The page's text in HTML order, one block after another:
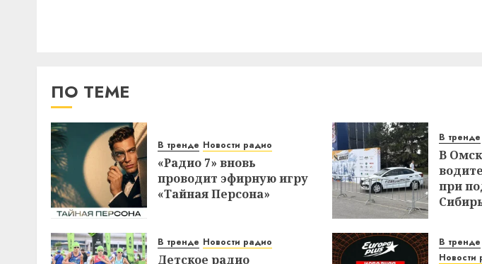
ПО ТЕМЕ
В тренде Новости радио
«Радио 7» вновь
проводит эфирную игру
«Тайная Персона»
В тренде
В
при
В тренде Новости радио
Детское радио
В тренде
Новости